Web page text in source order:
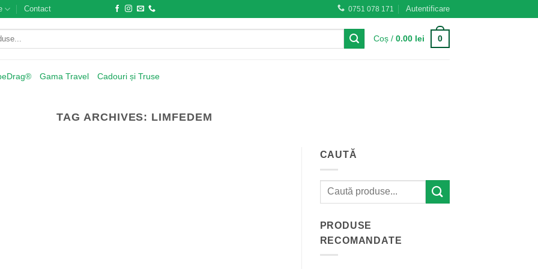
Contact 0751 078 171 Autentificare
Coș /0.00 lei 0
Gama Travel Cadouri și Truse
TAG ARCHIVES: LIMFEDEM
CAUTĂ
PRODUSE
RECOMANDATE